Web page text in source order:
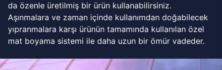
da özenle üretilmiş bir ürün kullanabilirsiniz.
Aşınmalara ve zaman içinde kullanımdan doğabilecek
yıpranmalara karşı ürünün tamamında kullanılan özel
mat boyama sistemi ile daha uzun bir ömür vadeder.